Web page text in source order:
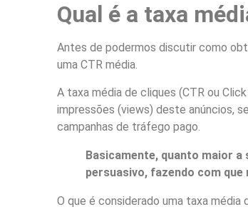
Qual é a taxa
Antes de podermos discutir como
uma CTR média.
A taxa média de cliques (CTR ou
impressões (views) deste anúncios,
campanhas de tráfego pago.
Basicamente, quanto maior a
persuasivo, fazendo com que
O que é considerado uma taxa